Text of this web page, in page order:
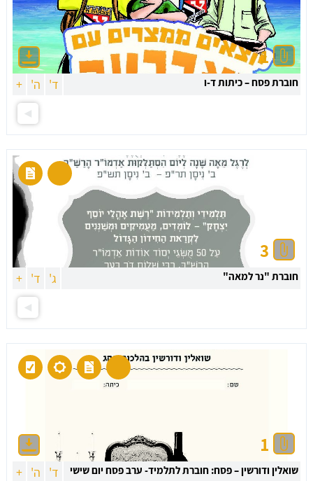
1
חוברת פסח – כיתות ד-ו ד' ה' +
3
חוברת "נר למאה" ג' ד' +
1
שואלין ודורשין – פסח: חוברת לתלמיד- ערב פסח יום שישי ד' ה' +